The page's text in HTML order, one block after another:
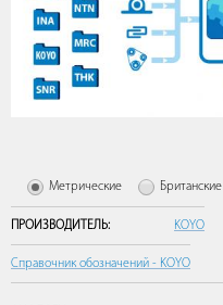
Метрические Британские
ПРОИЗВОДИТЕЛЬ: KOYO
Справочник обозначений - KOYO